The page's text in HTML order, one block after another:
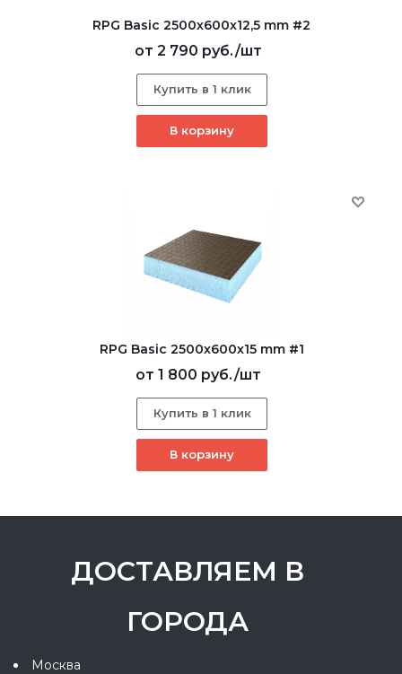
RPG Basic 2500х600х12,5 mm #2
от 2 790 руб./шт
Купить в 1 клик
В корзину
RPG Basic 2500х600х15 mm #1
от 1 800 руб./шт
Купить в 1 клик
В корзину
ДОСТАВЛЯЕМ В
ГОРОДА
Москва